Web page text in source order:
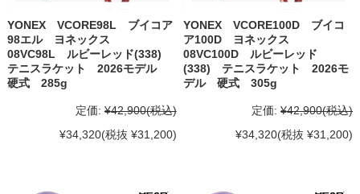
YONEX VCORE98L ブイコア
98エル ヨネックス
08VC98L ルビーレッド(338)
テニスラケット 2026モデル
硬式 285g
定価: ¥42,900(税込)
¥34,320(税抜 ¥31,200)
YONEX VCORE100D ブイコ
ア100D ヨネックス
08VC100D ルビーレッド
(338) テニスラケット 2026モ
デル 硬式 305g
定価: ¥42,900(税込)
¥34,320(税抜 ¥31,200)